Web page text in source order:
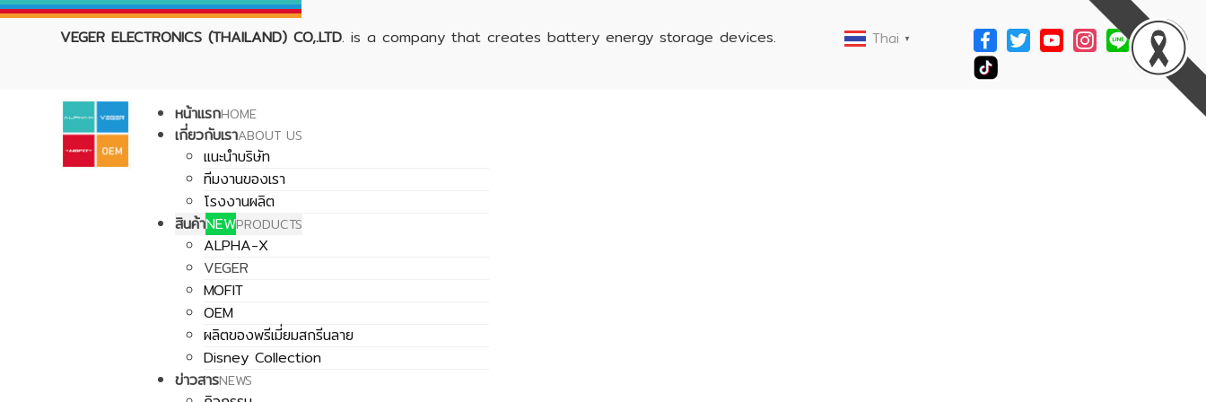
VEGER ELECTRONICS (THAILAND) CO,.LTD. is a company that creates battery energy storage devices. Thai ▼
หน้าแรกHOME
เกี่ยวกับเราABOUT US
แนะนำบริษัท
ทีมงานของเรา
โรงงานผลิต
สินค้าNEWPRODUCTS
ALPHA-X
VEGER
MOFIT
OEM
ผลิตของพรีเมี่ยมสกรีนลาย
Disney Collection
ข่าวสารNEWS